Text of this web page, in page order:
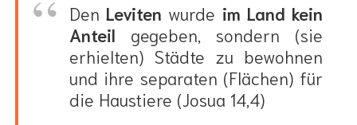
Den Leviten wurde im Land kein
Anteil gegeben, sondern (sie
erhielten) Städte zu bewohnen
und ihre separaten (Flächen) für
die Haustiere (Josua 14,4)